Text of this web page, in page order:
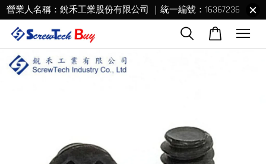
營業人名稱：銳禾工業股份有限公司 ｜統一編號：16367236